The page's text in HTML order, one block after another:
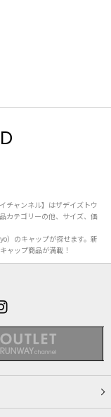
チャンネル】はザデイズトウ
カテゴリーの他、サイズ、価
）のキャップが探せます。新
ャップ商品が満載！